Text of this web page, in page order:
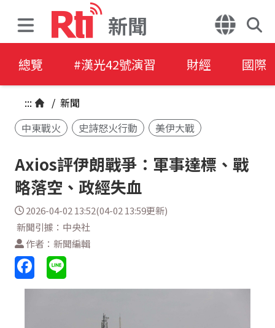
新聞
總覽 #漢光42號演習 財經 國際
::: / 新聞
中東戰火
史詩怒火行動 美伊大戰
Axios評伊朗戰爭：軍事達標、戰
略落空、政經失血
2026-04-02 13:52(04-02 13:59更新)
新聞引據：中央社
作者：新聞編輯